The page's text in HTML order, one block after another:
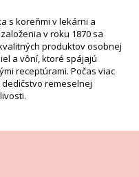
s koreňmi v lekárni a
v roku 1870 sa
produktov osobnej
a vôní, ktoré spájajú
receptúrami. Počas viac
remeselnej
zložky
výťažky z brazílskych
produktov.